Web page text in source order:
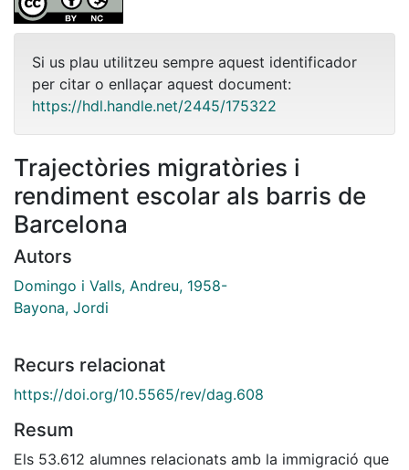
Si us plau utilitzeu sempre aquest identificador
per citar o enllaçar aquest document:
https://hdl.handle.net/2445/175322
Trajectòries migratòries i
rendiment escolar als barris de
Barcelona
Autors
Domingo i Valls, Andreu, 1958-
Bayona, Jordi
Recurs relacionat
https://doi.org/10.5565/rev/dag.608
Resum
Els 53.612 alumnes relacionats amb la immigració que